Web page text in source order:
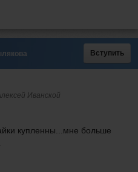
Вступить
Иванской
купленны...мне больше